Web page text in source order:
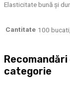
Elasticitate bună și
Cantitate 100
categorie